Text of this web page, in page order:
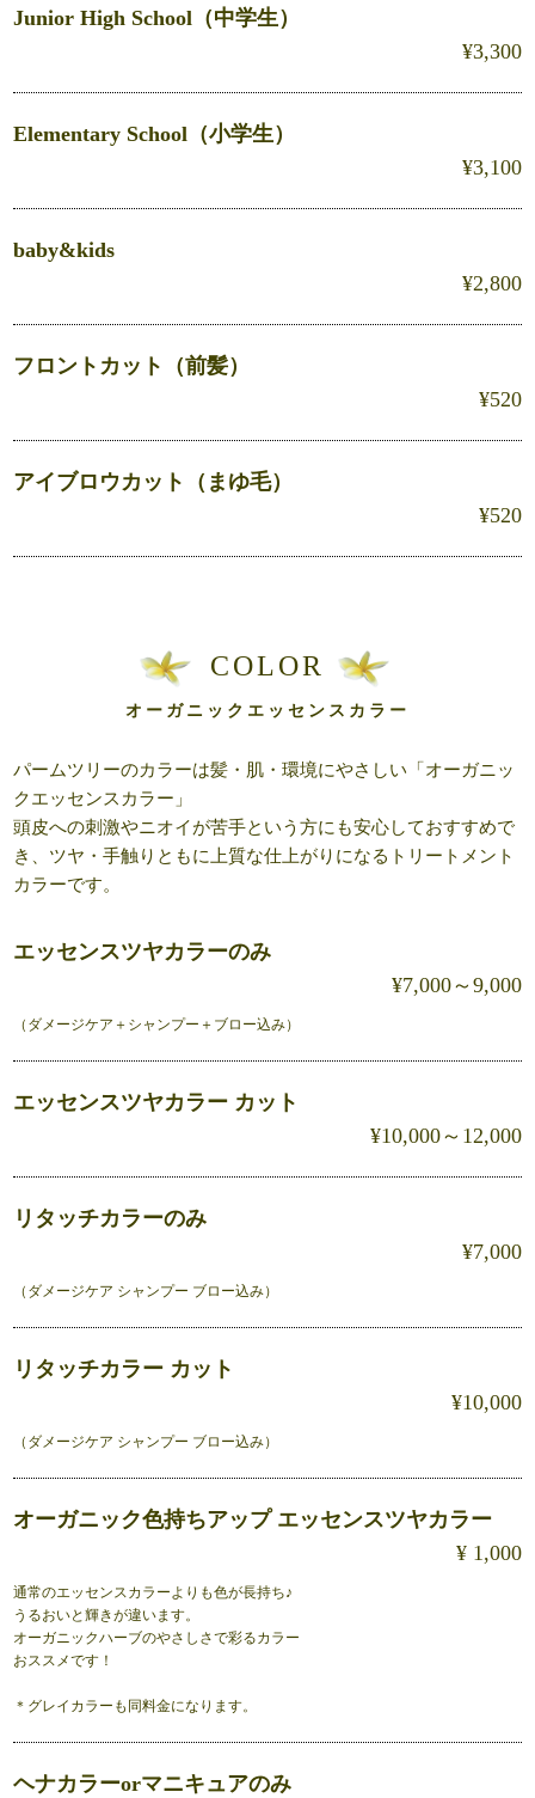
Junior High School（中学生）
¥3,300
Elementary School（小学生）
¥3,100
baby&kids
¥2,800
フロントカット（前髪）
¥520
アイブロウカット（まゆ毛）
¥520
COLOR
オーガニックエッセンスカラー
パームツリーのカラーは髪・肌・環境にやさしい「オーガニッ
クエッセンスカラー」
頭皮への刺激やニオイが苦手という方にも安心しておすすめで
き、ツヤ・手触りともに上質な仕上がりになるトリートメント
カラーです。
エッセンスツヤカラーのみ
¥7,000～9,000
（ダメージケア＋シャンプー＋ブロー込み）
エッセンスツヤカラー カット
¥10,000～12,000
リタッチカラーのみ
¥7,000
（ダメージケア シャンプー ブロー込み）
リタッチカラー カット
¥10,000
（ダメージケア シャンプー ブロー込み）
オーガニック色持ちアップ エッセンスツヤカラー
¥ 1,000
通常のエッセンスカラーよりも色が長持ち♪
うるおいと輝きが違います。
オーガニックハーブのやさしさで彩るカラー
おススメです！
＊グレイカラーも同料金になります。
ヘナカラーorマニキュアのみ